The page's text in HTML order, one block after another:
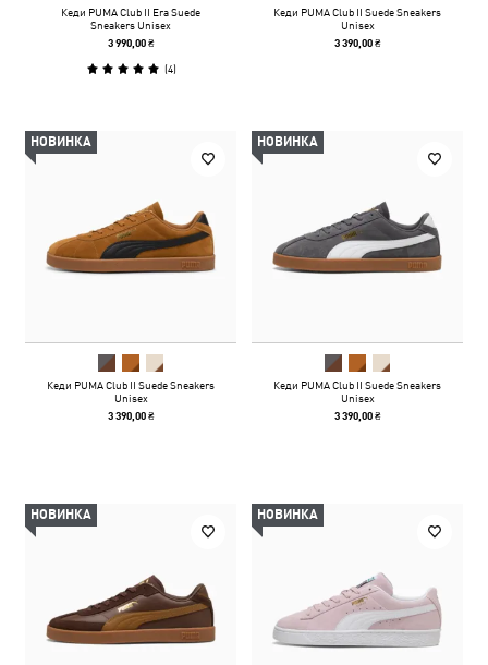
Кеди PUMA Club II Era Suede
Sneakers Unisex
3 990,00 ₴
(4)
Кеди PUMA Club II Suede Sneakers
Unisex
3 390,00 ₴
НОВИНКА
Кеди PUMA Club II Suede Sneakers
Unisex
3 390,00 ₴
НОВИНКА
Кеди PUMA Club II Suede Sneakers
Unisex
3 390,00 ₴
НОВИНКА НОВИНКА